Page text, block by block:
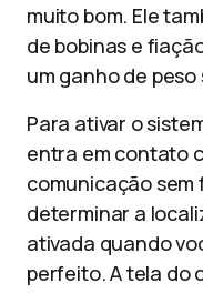
muito bom. Ele
de bobinas e
um ganho de
Para ativar o
entra em contato
comunicação sem
determinar a
ativada quando
perfeito. A tela do